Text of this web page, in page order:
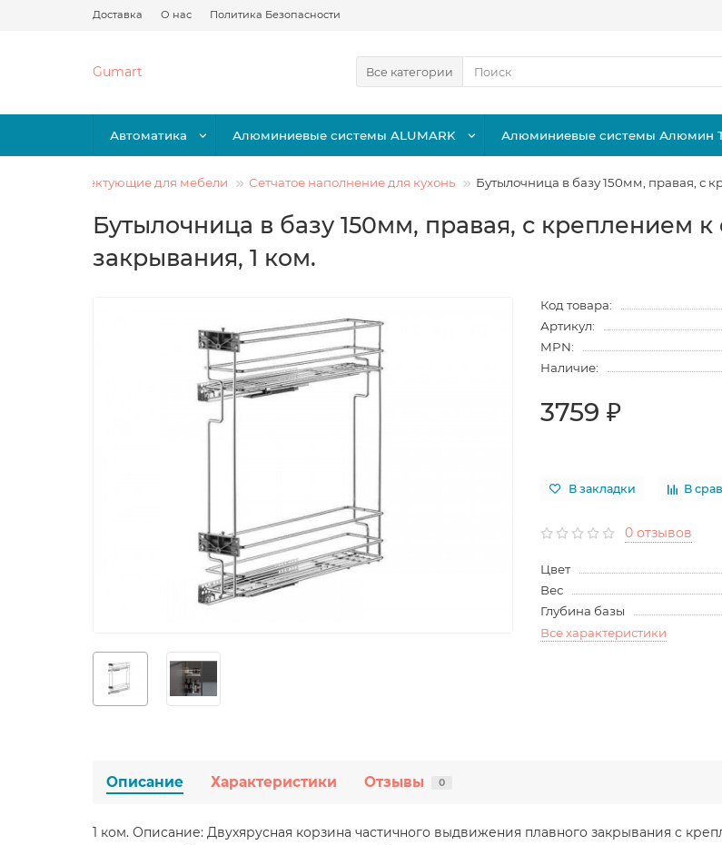
Доставка О нас Политика Безопасности
Gumart Все категории
Автоматика Алюминиевые системы ALUMARK Алюминиевые системы Алюмин
Комплектующие для мебели Сетчатое наполнение для кухонь Бутылочница в базу 150мм, правая, с
Бутылочница в базу 150мм, правая, с креплением
закрывания, 1 ком.
Код товара:
Артикул:
MPN:
Наличие:
3759 ₽
В закладки В
0 отзывов
Цвет
Вес
Глубина базы
Все характеристики
Описание Характеристики Отзывы 0
1 ком. Описание: Двухярусная корзина частичного выдвижения плавного закрывания с